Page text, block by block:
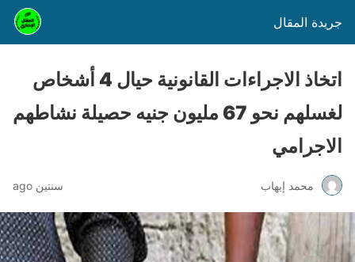
جريدة المقال
اتخاذ الاجراءات القانونية حيال 4 أشخاص
لغسلهم نحو 67 مليون جنيه حصيلة نشاطهم
الاجرامي
محمد إيهاب سنتين ago